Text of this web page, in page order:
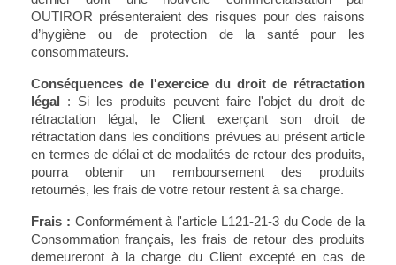
OUTIROR présenteraient des risques pour des raisons
d’hygiène ou de protection de la santé pour les
consommateurs.
Conséquences de l'exercice du droit de rétractation
légal : Si les produits peuvent faire l'objet du droit de
rétractation légal, le Client exerçant son droit de
rétractation dans les conditions prévues au présent article
en termes de délai et de modalités de retour des produits,
pourra obtenir un remboursement des produits
retournés, les frais de votre retour restent à sa charge.
Frais : Conformément à l'article L121-21-3 du Code de la
Consommation français, les frais de retour des produits
demeureront à la charge du Client excepté en cas de